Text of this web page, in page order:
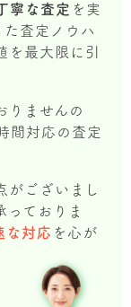
寧な査定 を実
た査定ノウハ
を最大限に引
りませんの
間対応の査定
ございまし
っておりま
な対応 を心が